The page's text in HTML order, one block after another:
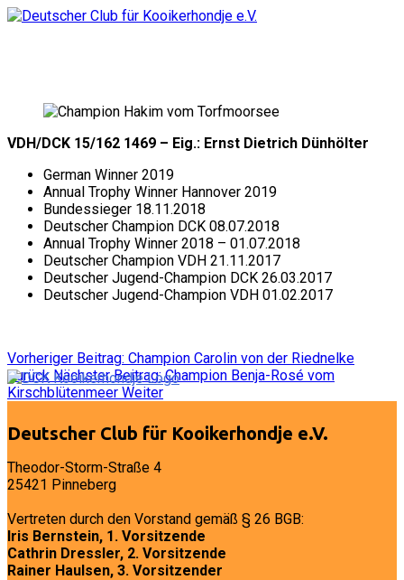
VDH/DCK 15/162 1469 – Eig.: Ernst Dietrich Dünhölter
German Winner 2019
Annual Trophy Winner Hannover 2019
Bundessieger 18.11.2018
Deutscher Champion DCK 08.07.2018
Annual Trophy Winner 2018 – 01.07.2018
Deutscher Champion VDH 21.11.2017
Deutscher Jugend-Champion DCK 26.03.2017
Deutscher Jugend-Champion VDH 01.02.2017
Vorheriger Beitrag: Champion Carolin von der Riednelke
Zurück Nächster Beitrag: Champion Benja-Rosé vom
Kirschblütenmeer Weiter
Deutscher Club für Kooikerhondje e.V.
Theodor-Storm-Straße 4
25421 Pinneberg
Vertreten durch den Vorstand gemäß § 26 BGB:
Iris Bernstein, 1. Vorsitzende
Cathrin Dressler, 2. Vorsitzende
Rainer Haulsen, 3. Vorsitzender